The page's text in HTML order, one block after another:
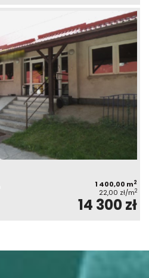
1 400,00 m2
22,00 zł/m2
14 300 zł